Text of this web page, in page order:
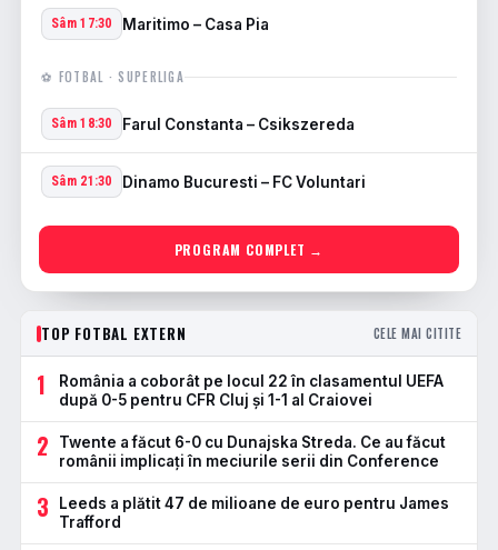
Sâm 17:30 Maritimo – Casa Pia
⚽ FOTBAL · SUPERLIGA
Sâm 18:30 Farul Constanta – Csikszereda
Sâm 21:30 Dinamo Bucuresti – FC Voluntari
PROGRAM COMPLET →
TOP FOTBAL EXTERN CELE MAI CITITE
1
România a coborât pe locul 22 în clasamentul UEFA
după 0-5 pentru CFR Cluj și 1-1 al Craiovei
2
Twente a făcut 6-0 cu Dunajska Streda. Ce au făcut
românii implicați în meciurile serii din Conference
3
Leeds a plătit 47 de milioane de euro pentru James
Trafford